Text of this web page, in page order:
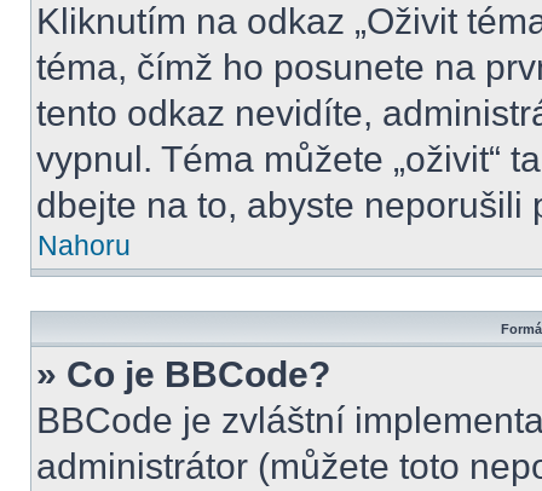
Kliknutím na odkaz „Oživit
téma, čímž ho posunete na
tento odkaz nevidíte,
vypnul. Téma můžete „oživit“
dbejte na to, abyste neporušili
Nahoru
» Co je BBCode?
BBCode je zvláštní
administrátor (můžete toto